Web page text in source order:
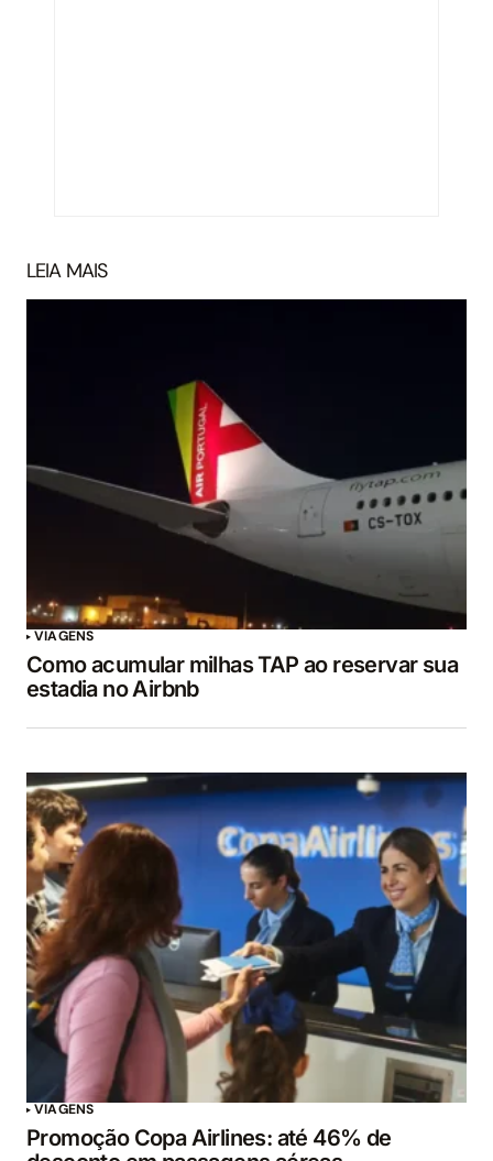
LEIA MAIS
VIAGENS
Como acumular milhas TAP ao reservar sua
estadia no Airbnb
VIAGENS
Promoção Copa Airlines: até 46% de